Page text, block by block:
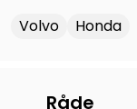
Volvo Honda
Råde